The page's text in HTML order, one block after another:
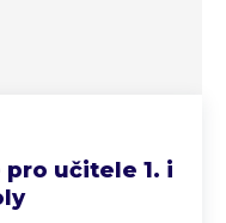
učitele 1. i